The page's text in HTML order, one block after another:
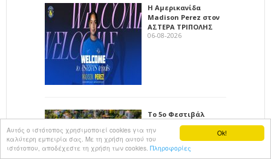
Ok!
Αυτός ο ιστότοπος χρησιμοποιεί cookies για την
καλύτερη εμπειρία σας. Με τη χρήση αυτού του
ιστότοπου, αποδέχεστε τη χρήση των cookies. Πληροφορίες
Η Αμερικανίδα
Madison Perez στον
ΑΣΤΕΡΑ ΤΡΙΠΟΛΗΣ
06-08-2026
Το 5ο Φεστιβάλ
Τσακωνιάς
συνεχίζεται στον
Πραστό
06-08-2026